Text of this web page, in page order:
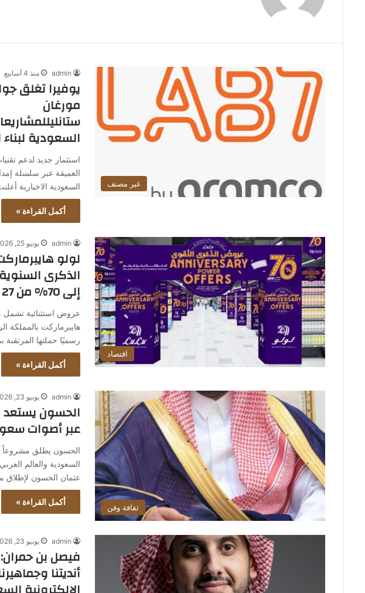
غير مصنف
admin منذ 4 أسابيع
يوفيرا تغلق
مورغان
السعودية
استثمار جديد لدعم
العميقة عبر سلسلة
السعودية الاخبارية
أكمل القراءة »
اقتصاد
admin يونيو 25, 2026
لولو
الذكرى
إلى 70% من 27 إلى 30 يونيو
عروض استثنائية تشمل
هايبرماركت بالمملكة
رسميًا حملتها المرتقبة
أكمل القراءة »
ثقافة وفن
admin يونيو 23, 2026
الحسون
عبر أصوات
الحسون يطلق مشروعاً
السعودية والعالم
عثمان الحسون
أكمل القراءة »
admin يونيو 23, 2026
فيصل بن
أنديتنا